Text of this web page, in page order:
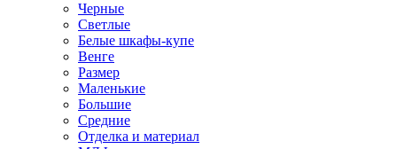
Черные
Светлые
Белые шкафы-купе
Венге
Размер
Маленькие
Большие
Средние
Отделка и материал